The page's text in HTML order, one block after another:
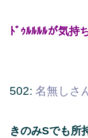
ﾄﾞｩﾙﾙﾙﾙが気持
502: 名無しさ
きのみSでも所